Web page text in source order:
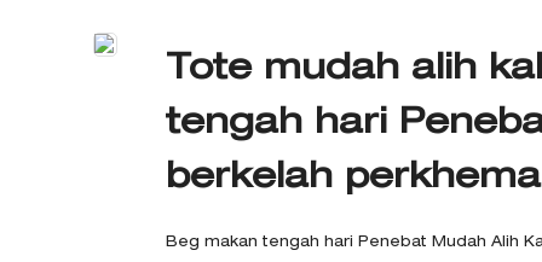
Tote mudah alih
tengah hari
berkelah
Beg makan tengah hari Penebat Mudah Alih